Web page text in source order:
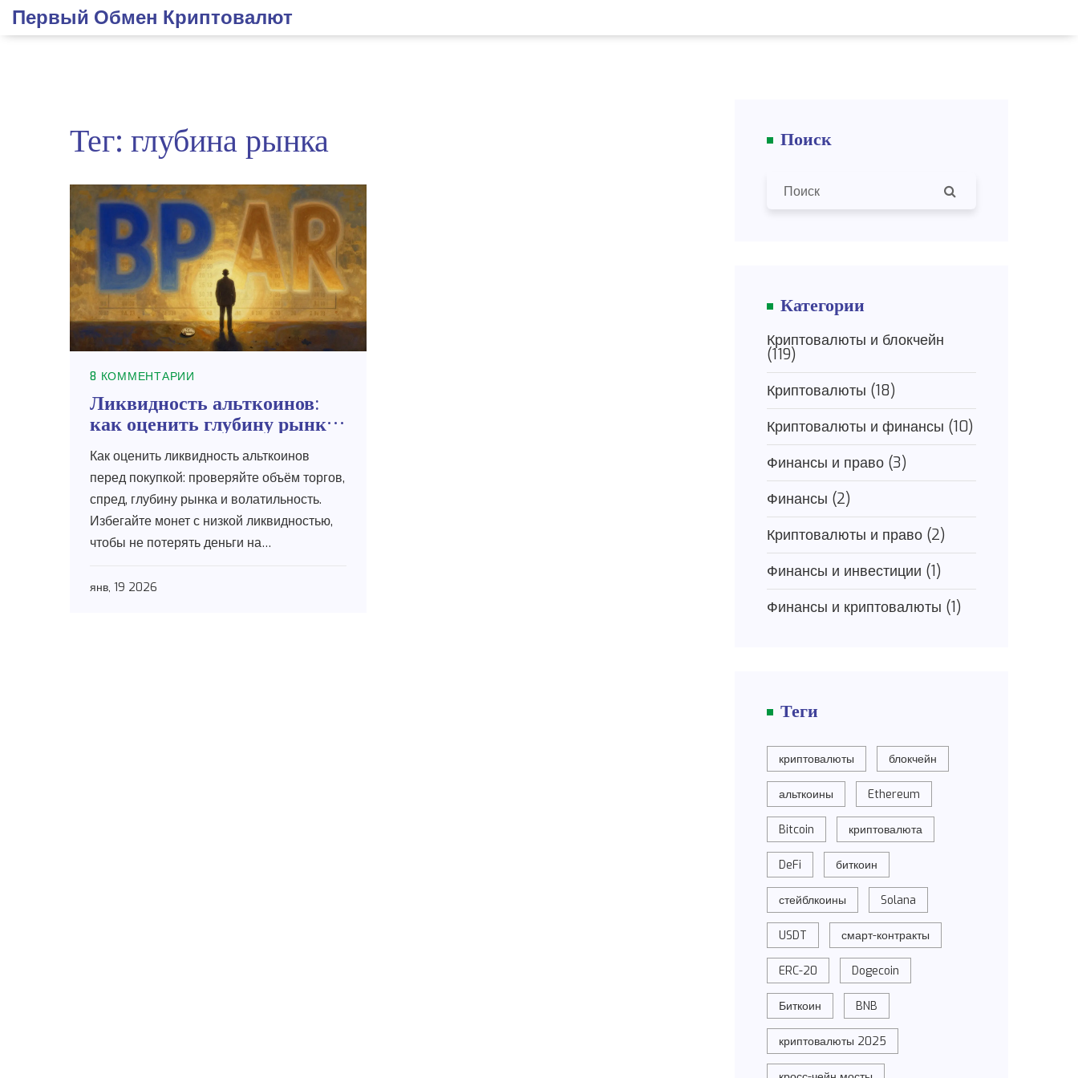
Первый Обмен Криптовалют
Тег: глубина рынка
8 КОММЕНТАРИИ
Ликвидность альткоинов:
как оценить глубину рынка
перед покупкой
Как оценить ликвидность альткоинов
перед покупкой: проверяйте объём торгов,
спред, глубину рынка и волатильность.
Избегайте монет с низкой ликвидностью,
чтобы не потерять деньги на
янв, 19 2026
Поиск
Категории
Криптовалюты и блокчейн
(119)
Криптовалюты (18)
Криптовалюты и финансы (10)
Финансы и право (3)
Финансы (2)
Криптовалюты и право (2)
Финансы и инвестиции (1)
Финансы и криптовалюты (1)
Теги
криптовалюты блокчейн
альткоины Ethereum
Bitcoin криптовалюта
DeFi биткоин
стейблкоины Solana
USDT смарт-контракты
ERC-20 Dogecoin
Биткоин BNB
криптовалюты 2025